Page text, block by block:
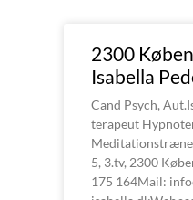
2300
Isabella
Cand Psych,
terapeut
5, 3.tv, 2300
175 164Mail: